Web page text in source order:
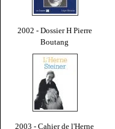
2002 - Dossier H Pierre
Boutang
2003 - Cahier de l'Herne